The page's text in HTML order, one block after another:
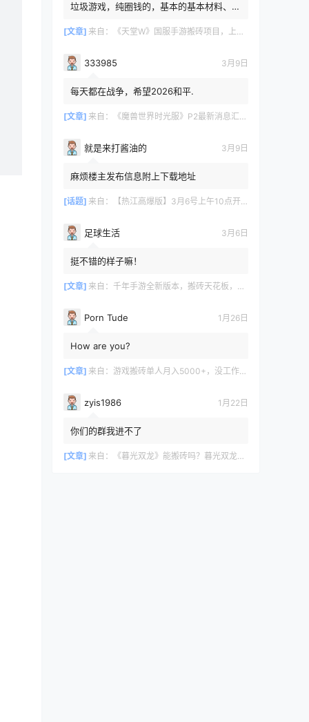
垃圾游戏，纯圈钱的，基本的基本材料、白
浪费电费，就跟别说绿...
[文章] 来自： 《天堂W》国服手游搬砖项目，上手简单稳定吃肉，适合长期搬砖！
333985 3月9日
每天都在战争，希望2026和平.
[文章] 来自： 《魔兽世界时光服》P2最新消息汇总，九大硬核干货速报
就是来打酱油的 3月9日
麻烦楼主发布信息附上下载地址
[话题] 来自： 【热江高爆版】3月6号上午10点开服
足球生活 3月6日
挺不错的样子嘛！
[文章] 来自： 千年手游全新版本，搬砖天花板，闭着眼都能赚！
Porn Tude 1月26日
How are you?
[文章] 来自： 游戏搬砖单人月入5000+，没工作在家一个人就能做
zyis1986 1月22日
你们的群我进不了
[文章] 来自： 《暮光双龙》能搬砖吗？暮光双龙搬砖攻略教程